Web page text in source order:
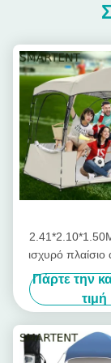
ισχυρό πλαίσιο
ίνες
σκηνές με
την υπεριώδη
και αδιάβροχο
Πάρτε την
τιμή